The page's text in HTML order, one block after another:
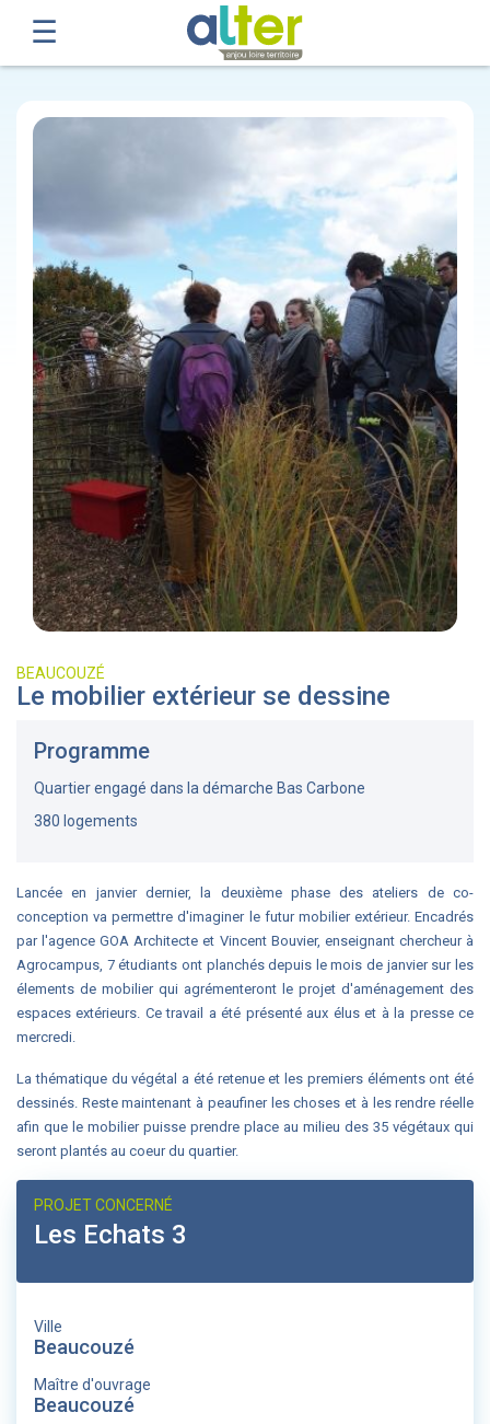
BEAUCOUZÉ
Le mobilier extérieur se dessine
Programme
Quartier engagé dans la démarche Bas Carbone
380 logements
Lancée en janvier dernier, la deuxième phase des ateliers de co-
conception va permettre d'imaginer le futur mobilier extérieur. Encadrés
par l'agence GOA Architecte et Vincent Bouvier, enseignant chercheur à
Agrocampus, 7 étudiants ont planchés depuis le mois de janvier sur les
élements de mobilier qui agrémenteront le projet d'aménagement des
espaces extérieurs. Ce travail a été présenté aux élus et à la presse ce
mercredi.
La thématique du végétal a été retenue et les premiers éléments ont été
dessinés. Reste maintenant à peaufiner les choses et à les rendre réelle
afin que le mobilier puisse prendre place au milieu des 35 végétaux qui
seront plantés au coeur du quartier.
PROJET CONCERNÉ
Les Echats 3
Ville
Beaucouzé
Maître d'ouvrage
Beaucouzé